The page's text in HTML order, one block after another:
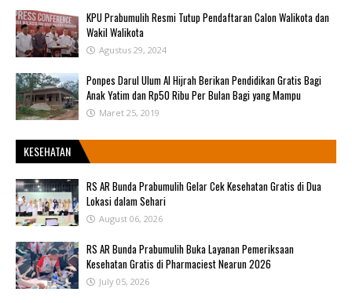
KPU Prabumulih Resmi Tutup Pendaftaran Calon Walikota dan
Wakil Walikota
Agustus 29, 2024
Ponpes Darul Ulum Al Hijrah Berikan Pendidikan Gratis Bagi
Anak Yatim dan Rp50 Ribu Per Bulan Bagi yang Mampu
Maret 25, 2019
KESEHATAN
RS AR Bunda Prabumulih Gelar Cek Kesehatan Gratis di Dua
Lokasi dalam Sehari
August 06, 2026
RS AR Bunda Prabumulih Buka Layanan Pemeriksaan
Kesehatan Gratis di Pharmaciest Nearun 2026
July 05, 2026